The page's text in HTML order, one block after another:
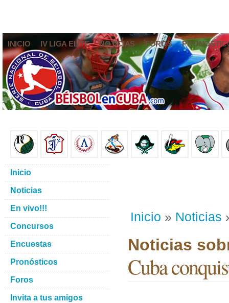
INICIO IV LIGA ELITE NOTICIAS FOROS
Inicio » Noticias
Noticias
Cuba
Inicio
Noticias
En vivo!!!
Concursos
Encuestas
Pronósticos
Foros
Invita a tus amigos